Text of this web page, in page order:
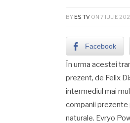
BY ES TV ON 7 IULIE
Facebook
În urma acestei
prezent, de Felix
intermediul mai
companii prezente
naturale. Evryo